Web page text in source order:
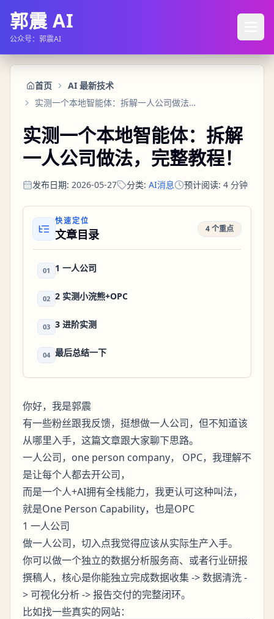
郭震 AI
公众号：郭震AI
首页
AI 最新技术
实测一个本地智能体：拆解一人公司做法，完整教程！
实测一个本地智能体：拆解
一人公司做法，完整教程！
发布日期: 2026-05-27 分类: AI消息 预计阅读: 4 分钟
快速定位
文章目录 4 个重点
01 1 一人公司
02 2 实测小浣熊+OPC
03 3 进阶实测
04 最后总结一下
你好，我是郭震
有一些粉丝跟我反馈，挺想做一人公司，但不知道该
从哪里入手，这篇文章跟大家聊下思路。
一人公司，one person company， OPC，我理解不
是让每个人都去开公司，
而是一个人+AI拥有全栈能力，我更认可这种叫法，
就是One Person Capability，也是OPC
1 一人公司
做一人公司，切入点我觉得应该从实际生产入手。
你可以做一个独立的数据分析服务商、或者行业研报
撰稿人，核心是你能独立完成数据收集 -> 数据清洗 -
> 可视化分析 -> 报告交付的完整闭环。
比如找一些真实的网站：